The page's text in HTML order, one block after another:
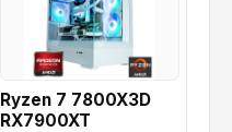
Ryzen 7 7800X3D
RX7900XT